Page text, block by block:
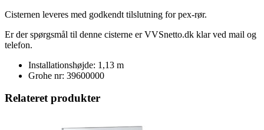
Cisternen leveres med godkendt tilslutning for pex-rør.
Er der spørgsmål til denne cisterne er VVSnetto.dk klar ved mail og
telefon.
Installationshøjde: 1,13 m
Grohe nr: 39600000
Relateret produkter